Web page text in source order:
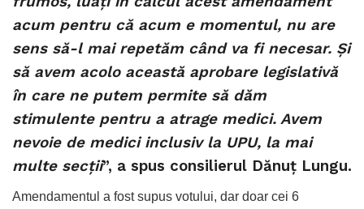
acum pentru că acum e momentul, nu are
sens să-l mai repetăm când va fi necesar. Și
să avem acolo această aprobare legislativă
în care ne putem permite să dăm
stimulente pentru a atrage medici. Avem
nevoie de medici inclusiv la UPU, la mai
multe secții”, a spus consilierul Dănuț Lungu.
Amendamentul a fost supus votului, dar doar cei 6